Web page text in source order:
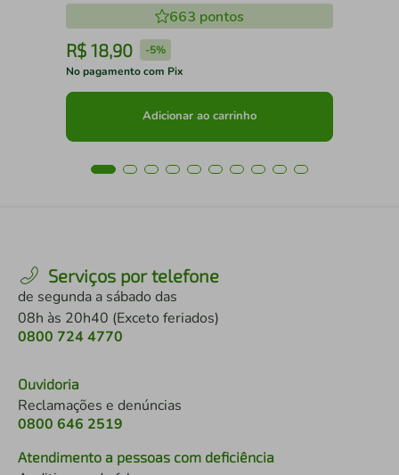
663 pontos
R$ 18,90 -5%
No pagamento com Pix
Adicionar ao carrinho
Serviços por telefone
de segunda a sábado das
08h às 20h40 (Exceto feriados)
0800 724 4770
Ouvidoria
Reclamações e denúncias
0800 646 2519
Atendimento a pessoas com deficiência